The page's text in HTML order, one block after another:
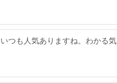
つも人気ありますね。わかる気